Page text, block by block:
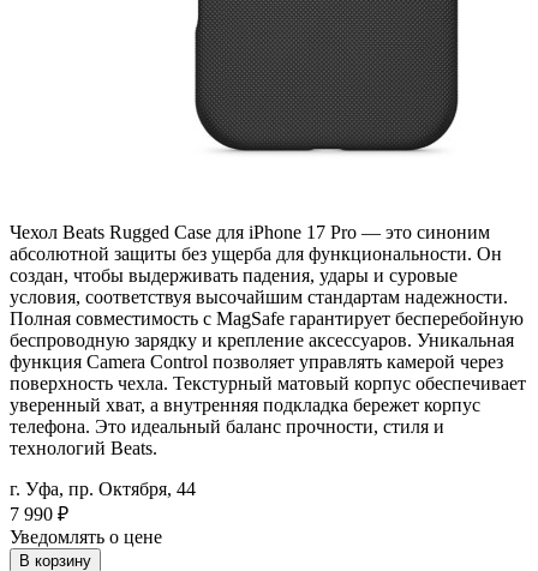
Чехол Beats Rugged Case для iPhone 17 Pro — это синоним
абсолютной защиты без ущерба для функциональности. Он
создан, чтобы выдерживать падения, удары и суровые
условия, соответствуя высочайшим стандартам надежности.
Полная совместимость с MagSafe гарантирует бесперебойную
беспроводную зарядку и крепление аксессуаров. Уникальная
функция Camera Control позволяет управлять камерой через
поверхность чехла. Текстурный матовый корпус обеспечивает
уверенный хват, а внутренняя подкладка бережет корпус
телефона. Это идеальный баланс прочности, стиля и
технологий Beats.
г. Уфа, пр. Октября, 44
7 990 ₽
Уведомлять о цене
В корзину